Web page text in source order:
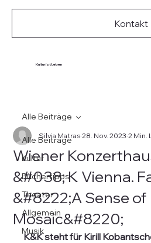
Kultur ist Leben
Kontakt
Alle Beiträge
Kultur
Büchertipps
Theater
Allgemein
Musik
Alle Beiträge
Wiener
&#038; K Vienna.
&#8222;A Sense of
Mosaic&#8220;
Silvia Matras 28. Nov. 2023 2 Min.
K&K steht für Kirill